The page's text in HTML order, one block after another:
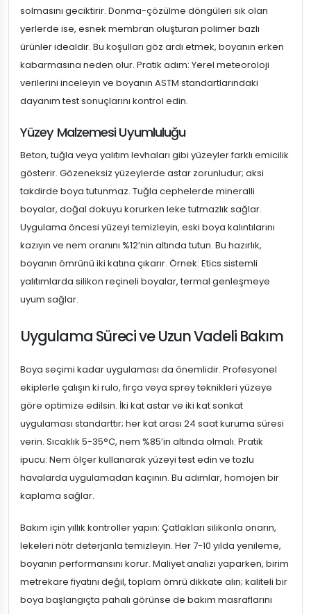
solmasını geciktirir. Donma-çözülme döngüleri sık olan
yerlerde ise, esnek membran oluşturan polimer bazlı
ürünler idealdir. Bu koşulları göz ardı etmek, boyanın erken
kabarmasına neden olur. Pratik adım: Yerel meteoroloji
verilerini inceleyin ve boyanın ASTM standartlarındaki
dayanım test sonuçlarını kontrol edin.
Yüzey Malzemesi Uyumluluğu
Beton, tuğla veya yalıtım levhaları gibi yüzeyler farklı emicilik
gösterir. Gözeneksiz yüzeylerde astar zorunludur; aksi
takdirde boya tutunmaz. Tuğla cephelerde mineralli
boyalar, doğal dokuyu korurken leke tutmazlık sağlar.
Uygulama öncesi yüzeyi temizleyin, eski boya kalıntılarını
kazıyın ve nem oranını %12’nin altında tutun. Bu hazırlık,
boyanın ömrünü iki katına çıkarır. Örnek: Etics sistemli
yalıtımlarda silikon reçineli boyalar, termal genleşmeye
uyum sağlar.
Uygulama Süreci ve Uzun Vadeli Bakım
Boya seçimi kadar uygulaması da önemlidir. Profesyonel
ekiplerle çalışın ki rulo, fırça veya sprey teknikleri yüzeye
göre optimize edilsin. İki kat astar ve iki kat sonkat
uygulaması standarttır; her kat arası 24 saat kuruma süresi
verin. Sıcaklık 5-35°C, nem %85’in altında olmalı. Pratik
ipucu: Nem ölçer kullanarak yüzeyi test edin ve tozlu
havalarda uygulamadan kaçının. Bu adımlar, homojen bir
kaplama sağlar.
Bakım için yıllık kontroller yapın: Çatlakları silikonla onarın,
lekeleri nötr deterjanla temizleyin. Her 7-10 yılda yenileme,
boyanın performansını korur. Maliyet analizi yaparken, birim
metrekare fiyatını değil, toplam ömrü dikkate alın; kaliteli bir
boya başlangıçta pahalı görünse de bakım masraflarını